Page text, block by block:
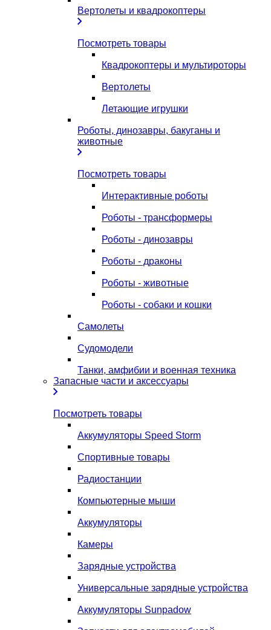
Вертолеты и квадрокоптеры
Посмотреть товары
Квадрокоптеры и мультироторы
Вертолеты
Летающие игрушки
Роботы, динозавры, бакуганы и
животные
Посмотреть товары
Интерактивные роботы
Роботы - трансформеры
Роботы - динозавры
Роботы - драконы
Роботы - животные
Роботы - собаки и кошки
Самолеты
Судомодели
Танки, амфибии и военная техника
Запасные части и аксессуары
Посмотреть товары
Аккумуляторы Speed Storm
Спортивные товары
Радиостанции
Компьютерные мыши
Аккумуляторы
Камеры
Зарядные устройства
Универсальные зарядные устройства
Аккумуляторы Sunpadow